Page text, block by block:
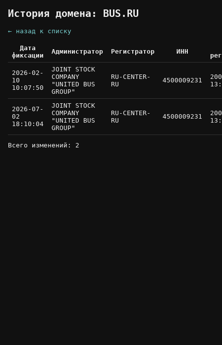
История домена: BUS.RU
← назад к списку
Дата
фиксации
Администратор Регистратор ИНН
2026-02-
10
10:07:50
JOINT STOCK
COMPANY
"UNITED BUS
GROUP"
RU-CENTER-
RU
4500009231
2026-07-
02
18:10:04
JOINT STOCK
COMPANY
"UNITED BUS
GROUP"
RU-CENTER-
RU
4500009231
Всего изменений: 2